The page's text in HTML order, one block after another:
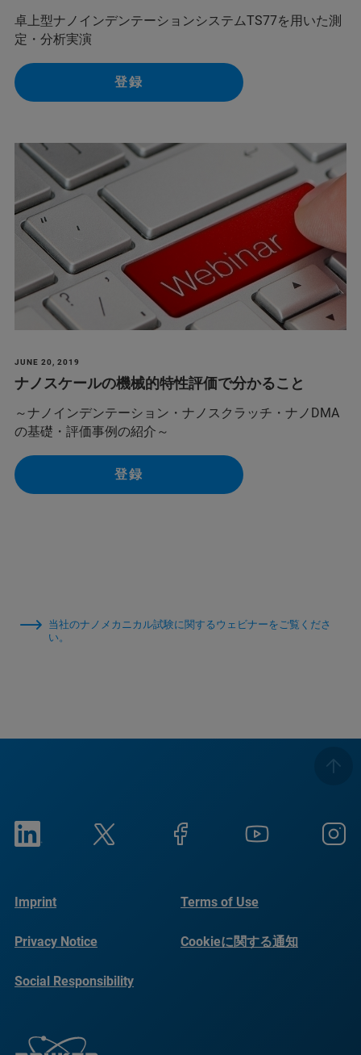
卓上型ナノインデンテーションシステムTS77を用いた測
定・分析実演
登録
JUNE 20, 2019
ナノスケールの機械的特性評価で分かること
～ナノインデンテーション・ナノスクラッチ・ナノDMA
の基礎・評価事例の紹介～
登録
当社のナノメカニカル試験に関するウェビナーをご覧くださ
い。
Imprint Terms of Use
Privacy Notice Cookieに関する通知
Social Responsibility